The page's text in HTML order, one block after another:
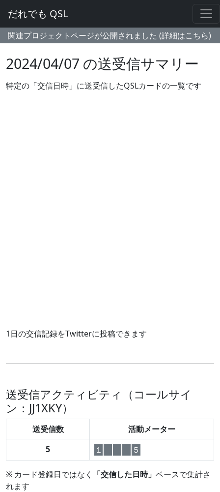
だれでも QSL
関連プロジェクトページが公開されました (詳細はこちら)
2024/04/07 の送受信サマリー
特定の「交信日時」に送受信したQSLカードの一覧です
1日の交信記録をTwitterに投稿できます
送受信アクティビティ（コールサイ
ン：JJ1XKY）
送受信数
活動メーター
5
１ ５
※ カード登録日ではなく 「交信した日時」 ベースで集計さ
れます